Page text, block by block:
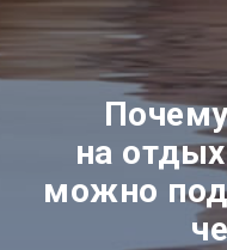
на
можно